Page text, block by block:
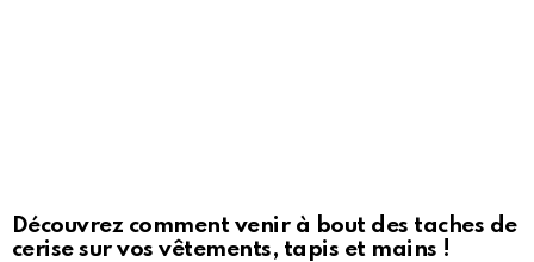
Découvrez comment venir à bout des taches de
cerise sur vos vêtements, tapis et mains !